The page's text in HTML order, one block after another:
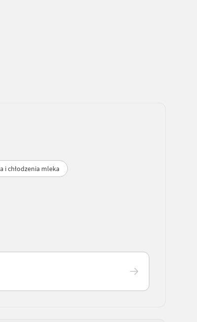
i chłodzenia mleka